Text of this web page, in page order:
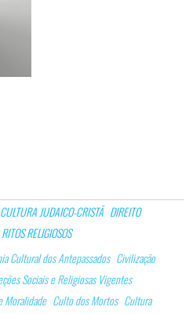
CULTURA JUDAICO-CRISTÃ DIREITO
RITOS RELIGIOSOS
Cultural dos Antepassados Civilização
Sociais e Religiosas Vigentes
Moralidade Culto dos Mortos Cultura